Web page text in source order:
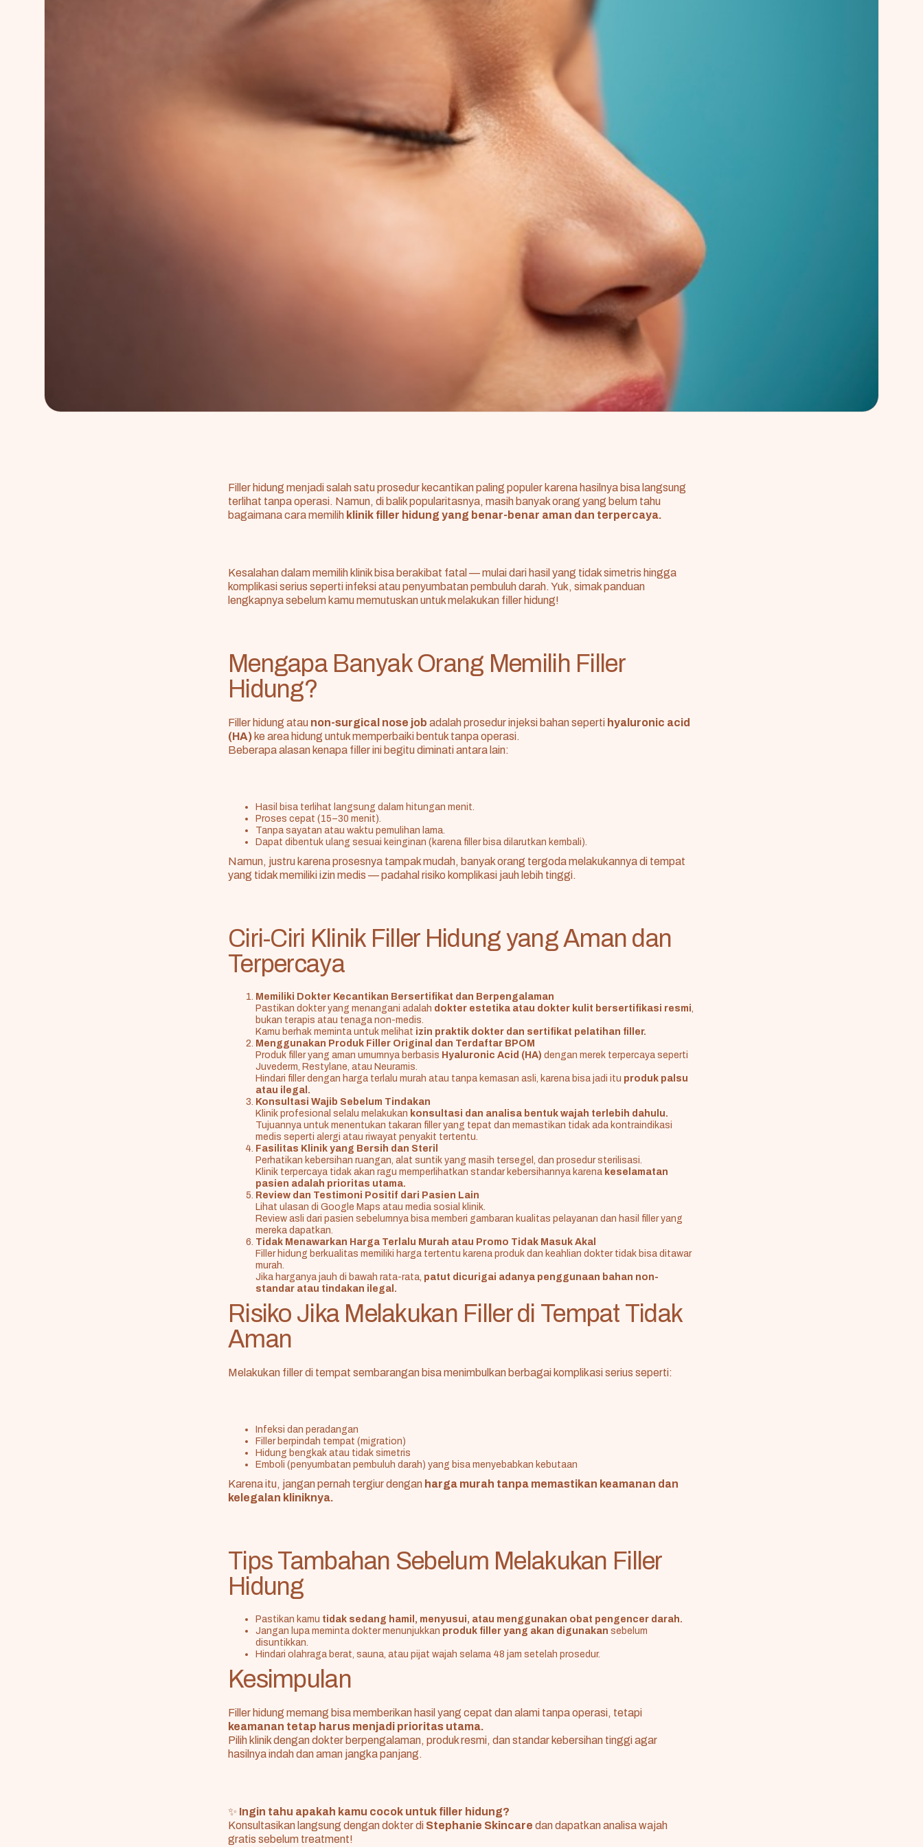
Filler hidung menjadi salah satu prosedur kecantikan paling populer karena hasilnya bisa langsung
terlihat tanpa operasi. Namun, di balik popularitasnya, masih banyak orang yang belum tahu
bagaimana cara memilih klinik filler hidung yang benar-benar aman dan terpercaya.
Kesalahan dalam memilih klinik bisa berakibat fatal — mulai dari hasil yang tidak simetris hingga
komplikasi serius seperti infeksi atau penyumbatan pembuluh darah. Yuk, simak panduan
lengkapnya sebelum kamu memutuskan untuk melakukan filler hidung!
Mengapa Banyak Orang Memilih Filler
Hidung?
Filler hidung atau non-surgical nose job adalah prosedur injeksi bahan seperti hyaluronic acid
(HA) ke area hidung untuk memperbaiki bentuk tanpa operasi.
Beberapa alasan kenapa filler ini begitu diminati antara lain:
Hasil bisa terlihat langsung dalam hitungan menit.
Proses cepat (15–30 menit).
Tanpa sayatan atau waktu pemulihan lama.
Dapat dibentuk ulang sesuai keinginan (karena filler bisa dilarutkan kembali).
Namun, justru karena prosesnya tampak mudah, banyak orang tergoda melakukannya di tempat
yang tidak memiliki izin medis — padahal risiko komplikasi jauh lebih tinggi.
Ciri-Ciri Klinik Filler Hidung yang Aman dan
Terpercaya
Memiliki Dokter Kecantikan Bersertifikat dan Berpengalaman
Pastikan dokter yang menangani adalah dokter estetika atau dokter kulit bersertifikasi resmi,
bukan terapis atau tenaga non-medis.
Kamu berhak meminta untuk melihat izin praktik dokter dan sertifikat pelatihan filler.
Menggunakan Produk Filler Original dan Terdaftar BPOM
Produk filler yang aman umumnya berbasis Hyaluronic Acid (HA) dengan merek terpercaya seperti
Juvederm, Restylane, atau Neuramis.
Hindari filler dengan harga terlalu murah atau tanpa kemasan asli, karena bisa jadi itu produk palsu
atau ilegal.
Konsultasi Wajib Sebelum Tindakan
Klinik profesional selalu melakukan konsultasi dan analisa bentuk wajah terlebih dahulu.
Tujuannya untuk menentukan takaran filler yang tepat dan memastikan tidak ada kontraindikasi
medis seperti alergi atau riwayat penyakit tertentu.
Fasilitas Klinik yang Bersih dan Steril
Perhatikan kebersihan ruangan, alat suntik yang masih tersegel, dan prosedur sterilisasi.
Klinik terpercaya tidak akan ragu memperlihatkan standar kebersihannya karena keselamatan
pasien adalah prioritas utama.
Review dan Testimoni Positif dari Pasien Lain
Lihat ulasan di Google Maps atau media sosial klinik.
Review asli dari pasien sebelumnya bisa memberi gambaran kualitas pelayanan dan hasil filler yang
mereka dapatkan.
Tidak Menawarkan Harga Terlalu Murah atau Promo Tidak Masuk Akal
Filler hidung berkualitas memiliki harga tertentu karena produk dan keahlian dokter tidak bisa ditawar
murah.
Jika harganya jauh di bawah rata-rata, patut dicurigai adanya penggunaan bahan non-
standar atau tindakan ilegal.
Risiko Jika Melakukan Filler di Tempat Tidak
Aman
Melakukan filler di tempat sembarangan bisa menimbulkan berbagai komplikasi serius seperti:
Infeksi dan peradangan
Filler berpindah tempat (migration)
Hidung bengkak atau tidak simetris
Emboli (penyumbatan pembuluh darah) yang bisa menyebabkan kebutaan
Karena itu, jangan pernah tergiur dengan harga murah tanpa memastikan keamanan dan
kelegalan kliniknya.
Tips Tambahan Sebelum Melakukan Filler
Hidung
Pastikan kamu tidak sedang hamil, menyusui, atau menggunakan obat pengencer darah.
Jangan lupa meminta dokter menunjukkan produk filler yang akan digunakan sebelum
disuntikkan.
Hindari olahraga berat, sauna, atau pijat wajah selama 48 jam setelah prosedur.
Kesimpulan
Filler hidung memang bisa memberikan hasil yang cepat dan alami tanpa operasi, tetapi
keamanan tetap harus menjadi prioritas utama.
Pilih klinik dengan dokter berpengalaman, produk resmi, dan standar kebersihan tinggi agar
hasilnya indah dan aman jangka panjang.
✨ Ingin tahu apakah kamu cocok untuk filler hidung?
Konsultasikan langsung dengan dokter di Stephanie Skincare dan dapatkan analisa wajah
gratis sebelum treatment!